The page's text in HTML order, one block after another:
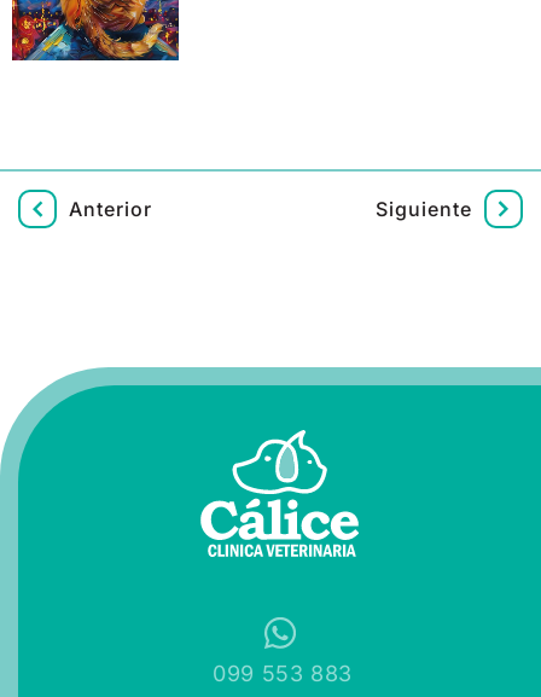
Anterior Siguiente
099 553 883